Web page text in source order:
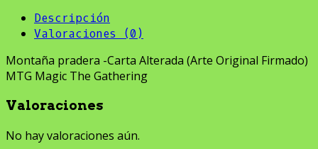
Descripción
Valoraciones (0)
Montaña pradera -Carta Alterada (Arte Original Firmado)
MTG Magic The Gathering
Valoraciones
No hay valoraciones aún.